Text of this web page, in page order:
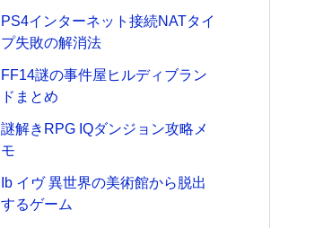
PS4インターネット接続NATタイ
プ失敗の解消法
FF14謎の事件屋ヒルディブラン
ドまとめ
謎解きRPG IQダンジョン攻略メ
モ
Ib イヴ 異世界の美術館から脱出
するゲーム